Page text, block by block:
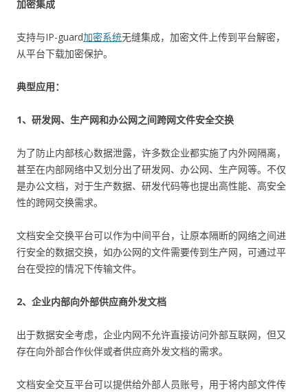
加密集成
支持与IP-guard加密系统无缝集成，加密文件上传到平台解密，
从平台下载加密保护。
典型应用：
1、研发网、生产网和办公网之间跨网文件安全交换
为了防止内部核心数据泄露，许多数企业都实施了内外网隔离，
甚至在内部网络中又划分出了研发网、办公网、生产网等。不仅
是办公文档，对于生产数据、研发代码等也提出高性能、高安全
性的跨网交换需求。
文档安全交换平台可以作为中间平台，让原本隔断的网络之间进
行安全的数据交换，如办公网的文件需要传到生产网，可通过平
台在受控的情况下传输文件。
2、企业内部向外部供应商外发文档
出于数据安全考虑，企业内网不允许直接访问外部互联网，但又
存在向外部合作伙伴或者供应商外发文档的需求。
文档安全交互平台可以提供给外部人员账号，用于将内部文件传